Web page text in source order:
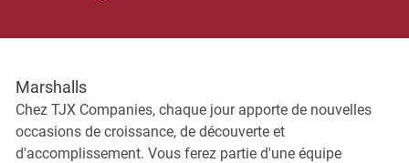
Marshalls
Chez TJX Companies, chaque jour apporte de nouvelles
occasions de croissance, de découverte et
d'accomplissement. Vous ferez partie d'une équipe